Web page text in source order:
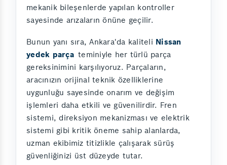
mekanik bileşenlerde yapılan kontroller
sayesinde arızaların önüne geçilir.
Bunun yanı sıra, Ankara'da kaliteli Nissan
yedek parça teminiyle her türlü parça
gereksinimini karşılıyoruz. Parçaların,
aracınızın orijinal teknik özelliklerine
uygunluğu sayesinde onarım ve değişim
işlemleri daha etkili ve güvenilirdir. Fren
sistemi, direksiyon mekanizması ve elektrik
sistemi gibi kritik öneme sahip alanlarda,
uzman ekibimiz titizlikle çalışarak sürüş
güvenliğinizi üst düzeyde tutar.